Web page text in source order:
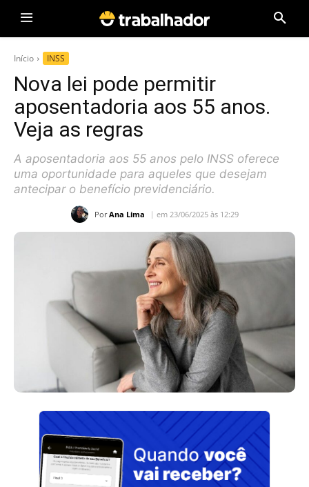
Início INSS
Nova lei pode permitir
aposentadoria aos 55 anos.
Veja as regras
A aposentadoria aos 55 anos pelo INSS oferece
uma oportunidade para aqueles que desejam
antecipar o benefício previdenciário.
Por Ana Lima em 23/06/2025 às 12:29